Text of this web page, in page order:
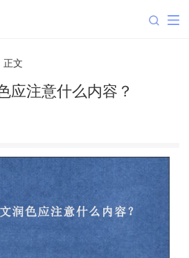
正文
应注意什么内容？